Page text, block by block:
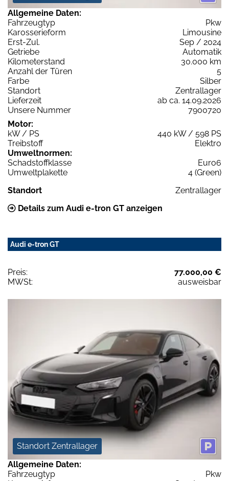
Allgemeine Daten:
Fahrzeugtyp
Pkw
Karosserieform
Limousine
Erst-Zul.
Sep / 2024
Getriebe
Automatik
Kilometerstand
30.000 km
Anzahl der Türen
5
Farbe
Silber
Standort
Zentrallager
Lieferzeit
ab ca. 14.09.2026
Unsere Nummer
7900720
Motor:
kW / PS
440 kW / 598 PS
Treibstoff
Elektro
Umweltnormen:
Schadstoffklasse
Euro6
Umweltplakette
4 (Green)
Standort
Zentrallager
Details zum Audi e-tron GT anzeigen
Audi e-tron GT
Preis:
77.000,00 €
MWSt:
ausweisbar
Standort Zentrallager
Allgemeine Daten:
Fahrzeugtyp
Pkw